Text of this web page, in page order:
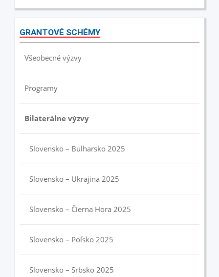
GRANTOVÉ SCHÉMY
Všeobecné výzvy
Programy
Bilaterálne výzvy
Slovensko – Bulharsko 2025
Slovensko – Ukrajina 2025
Slovensko – Čierna Hora 2025
Slovensko – Poľsko 2025
Slovensko – Srbsko 2025